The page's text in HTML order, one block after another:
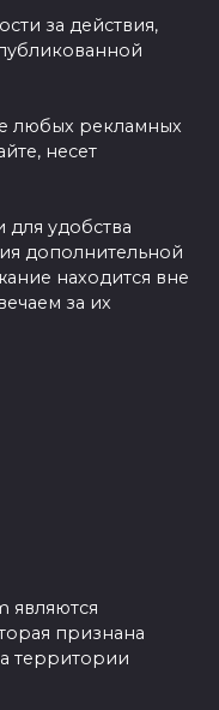
за действия,
любых рекламных
несет
удобства
дополнительной
находится вне
за их
являются
признана
территории